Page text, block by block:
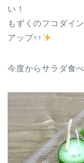
い！
もずくのフコダイ
アップ↑↑
今度からサラダ食